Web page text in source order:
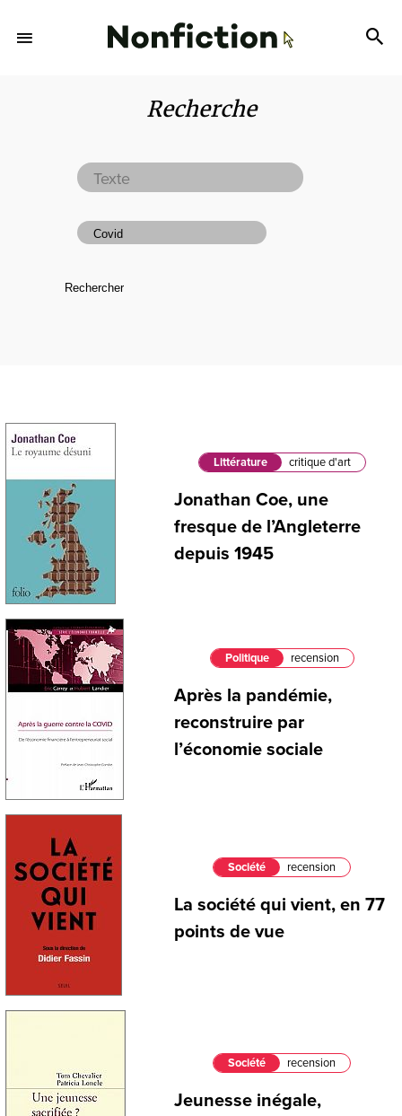
Recherche
Littérature critique d'art
Jonathan Coe, une
fresque de l’Angleterre
depuis 1945
Politique recension
Après la pandémie,
reconstruire par
l’économie sociale
Société recension
La société qui vient, en 77
points de vue
Société recension
Jeunesse inégale,